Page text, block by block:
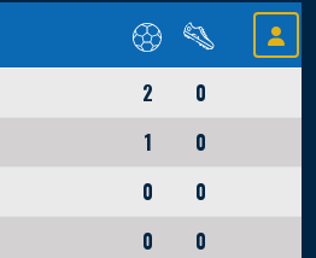
2
0
1
0
0
0
0
0